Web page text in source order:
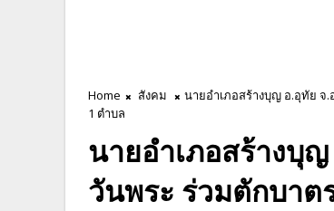
Home สังคม
นายอำเภอสร้างบุญ อ.อุทัย จ
1 ตำบล
นายอำเภอสร้างบุ
วันพระ ร่วมตักบาต